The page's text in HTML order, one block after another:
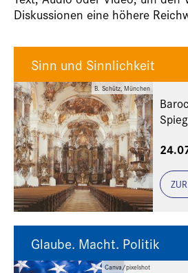
Diskussionen eine höhere
B. Schütz, München
Sinn und Sinnlichkeit
Canva/pixelshot
Glaube. Macht. Politik